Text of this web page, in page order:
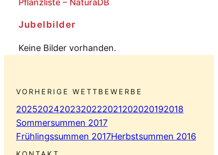
Pflanzliste – NaturaDB
Jubelbilder
Keine Bilder vorhanden.
VORHERIGE WETTBEWERBE
20252024202320222021202020192018
Sommersummen 2017
Frühlingssummen 2017Herbstsummen 2016